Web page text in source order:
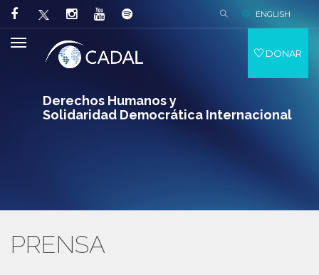
Derechos Humanos y
Solidaridad Democrática Internacional
ENGLISH
DONAR
PRENSA